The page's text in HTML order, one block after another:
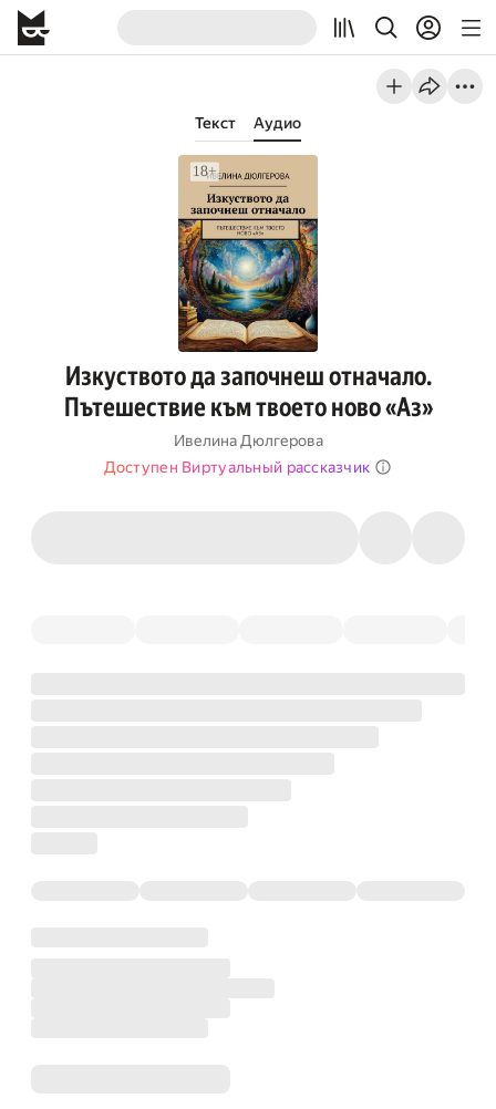
Текст Аудио
Изкуството да започнеш отначало.
Пътешествие към твоето ново «Аз»
Ивелина Дюлгерова
Доступен Виртуальный рассказчик